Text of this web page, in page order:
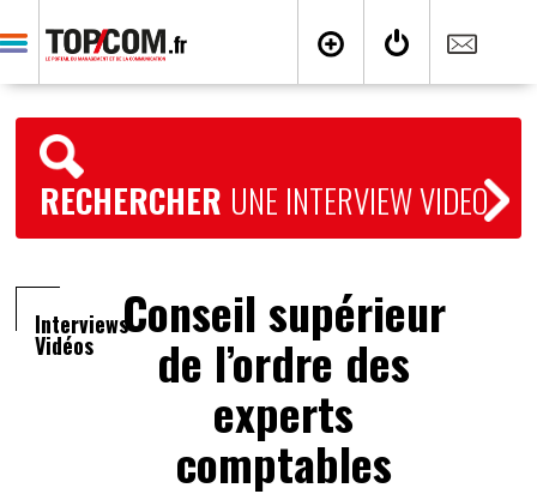
RECHERCHER UNE INTERVIEW VIDEO
Interviews
Vidéos Conseil supérieur
de l’ordre des
experts
comptables